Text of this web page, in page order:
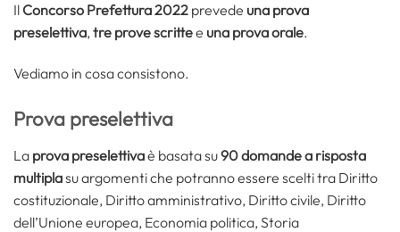
Il Concorso Prefettura 2022 prevede una prova
preselettiva,tre prove scrittee una prova orale.
Vediamo in cosa consistono.
Prova preselettiva
La prova preselettivaè basata su90domande a risposta
multiplasu argomenti che potranno essere scelti tra Diritto
costituzionale, Diritto amministrativo, Diritto civile, Diritto
dell’Unione europea, Economia politica, Storia